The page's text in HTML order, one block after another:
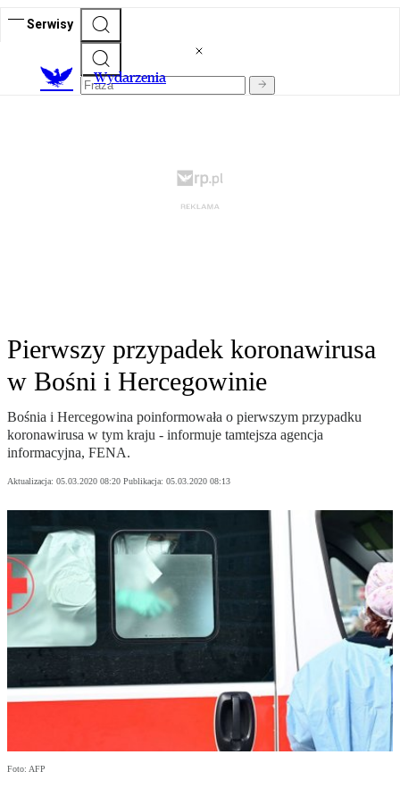
Serwisy
Wydarzenia
Pierwszy przypadek koronawirusa
w Bośni i Hercegowinie
Bośnia i Hercegowina poinformowała o pierwszym przypadku
koronawirusa w tym kraju - informuje tamtejsza agencja
informacyjna, FENA.
Aktualizacja: 05.03.2020 08:20 Publikacja: 05.03.2020 08:13
Foto: AFP